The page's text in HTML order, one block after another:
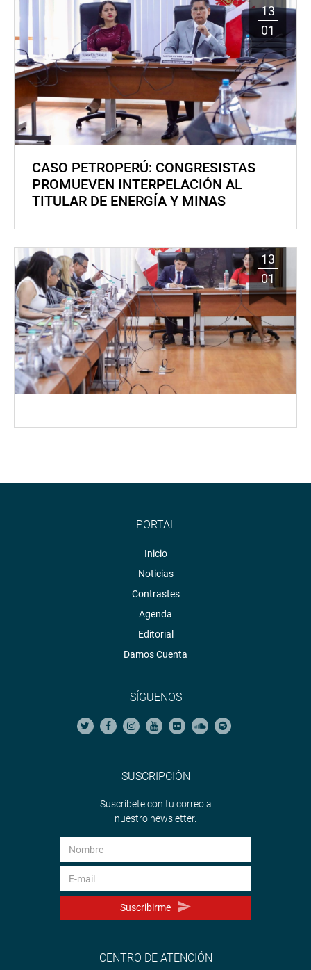
13
01
CASO PETROPERÚ: CONGRESISTAS
PROMUEVEN INTERPELACIÓN AL
TITULAR DE ENERGÍA Y MINAS
13
01
PORTAL
Inicio
Noticias
Contrastes
Agenda
Editorial
Damos Cuenta
SÍGUENOS
SUSCRIPCIÓN
Suscríbete con tu correo a
nuestro newsletter.
Suscribirme
CENTRO DE ATENCIÓN